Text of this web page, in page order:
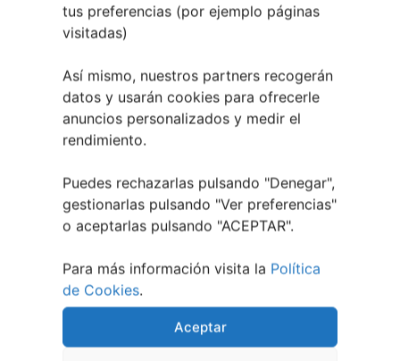
tus preferencias (por ejemplo páginas
visitadas)
Así mismo, nuestros partners recogerán
datos y usarán cookies para ofrecerle
anuncios personalizados y medir el
rendimiento.
Puedes rechazarlas pulsando "Denegar",
gestionarlas pulsando "Ver preferencias"
o aceptarlas pulsando "ACEPTAR".
Para más información visita la Política
de Cookies.
Aceptar
1 julio, 2026
Noites de Cine 2026 | O